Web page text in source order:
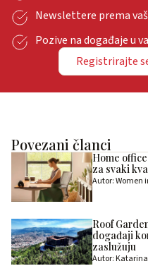
Newslettere prema
Pozive na događaje u
Registrirajte
Povezani članci
Home
za svaki
Autor: Women
Roof
događaji
zaslužuju
Autor: